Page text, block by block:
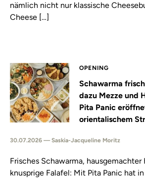
nämlich nicht nur klassische
Cheese […]
OPENING
Schawarma
dazu Mezze und
Pita Panic
orientalischem
30.07.2026 — Saskia-Jacqueline Moritz
Frisches Schawarma, hausgemachter
knusprige Falafel: Mit Pita Panic hat